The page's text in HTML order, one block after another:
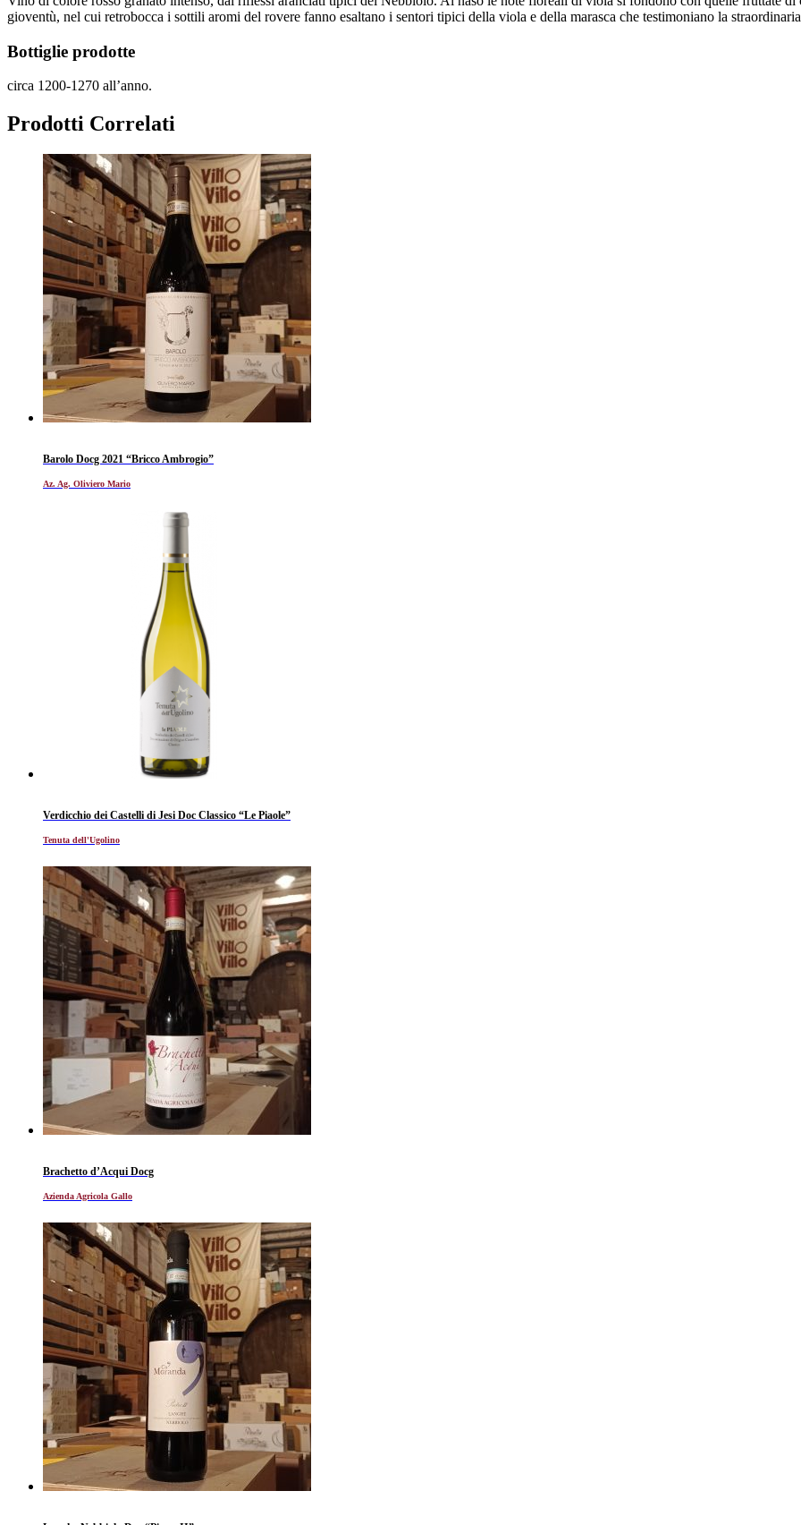
gioventù, nel cui retrobocca i sottili aromi del rovere fanno esaltano i sentori tipici della viola e della marasca che testimoniano la
Bottiglie prodotte
circa 1200-1270 all’anno.
Prodotti Correlati
Barolo Docg 2021 “Bricco Ambrogio”
Az. Ag. Oliviero Mario
Verdicchio dei Castelli di Jesi Doc Classico “Le Piaole”
Tenuta dell'Ugolino
Brachetto d’Acqui Docg
Azienda Agricola Gallo